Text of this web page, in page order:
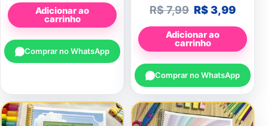
Adicionar ao
carrinho
Comprar no WhatsApp
R$7,99 O preço
R$3,99O
Adicionar ao
carrinho
Comprar no WhatsApp